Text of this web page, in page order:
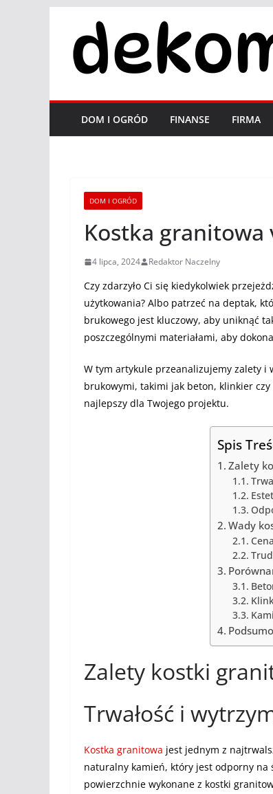
treści
DOM I OGRÓD FINANSE FIRMA
DOM I OGRÓD
Kostka granitowa
4 lipca, 2024 Redaktor Naczelny
Czy zdarzyło Ci się kiedykolwiek
użytkowania? Albo patrzeć na deptak,
brukowego jest kluczowy, aby uniknąć
poszczególnymi materiałami, aby
W tym artykule przeanalizujemy zalety
brukowymi, takimi jak beton, klinkier
najlepszy dla Twojego projektu.
Spis
Zalety
Wady
Cena
Zalety kostki
Trwałość i
Kostka granitowa jest jednym z
naturalny kamień, który jest odporny
powierzchnie wykonane z kostki